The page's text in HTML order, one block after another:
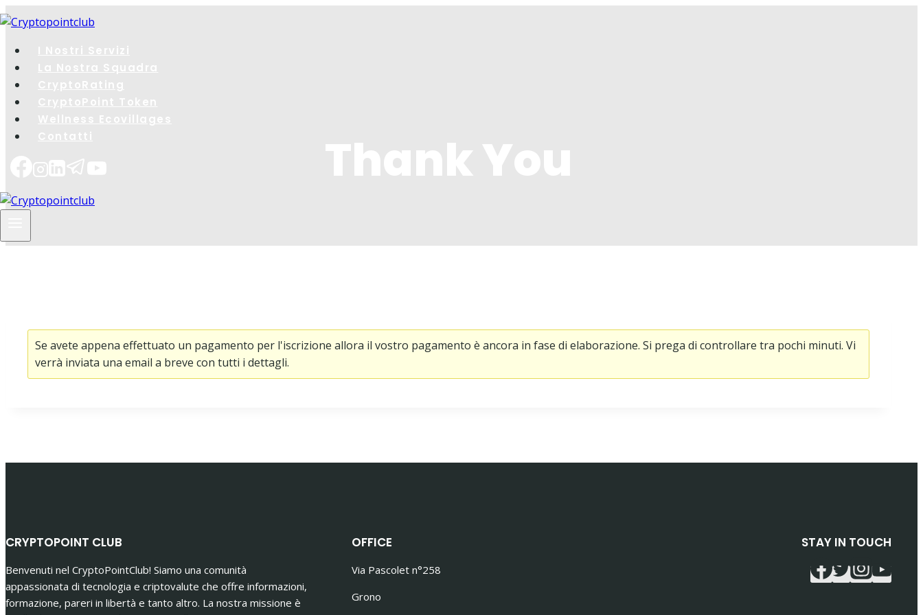
Salta
al
contenuto
Se avete appena effettuato un pagamento per l'iscrizione allora il vostro pagamento è ancora in fase di elaborazione. Si prega di controllare tra pochi minuti. Vi
verrà inviata una email a breve con tutti i dettagli.
CRYPTOPOINT CLUB
Benvenuti nel CryptoPointClub! Siamo una comunità
appassionata di tecnologia e criptovalute che offre informazioni,
formazione, pareri in libertà e tanto altro. La nostra missione è
OFFICE
Via Pascolet n°258
Grono
STAY IN TOUCH